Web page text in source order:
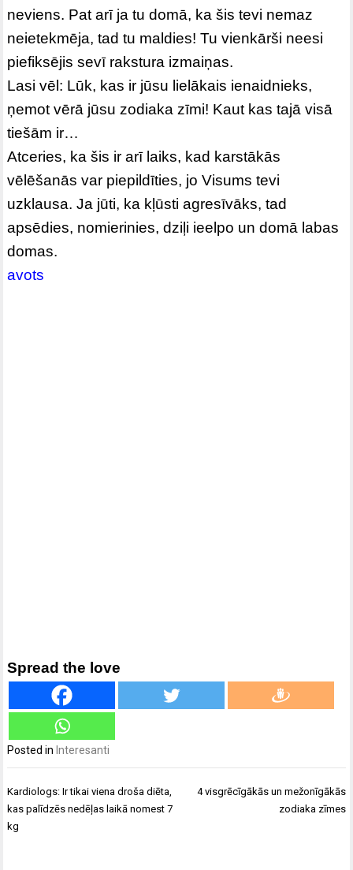
neviens. Pat arī ja tu domā, ka šis tevi nemaz
neietekmēja, tad tu maldies! Tu vienkārši neesi
piefiksējis sevī rakstura izmaiņas.
Lasi vēl: Lūk, kas ir jūsu lielākais ienaidnieks,
ņemot vērā jūsu zodiaka zīmi! Kaut kas tajā visā
tiešām ir…
Atceries, ka šis ir arī laiks, kad karstākās
vēlēšanās var piepildīties, jo Visums tevi
uzklausa. Ja jūti, ka kļūsti agresīvāks, tad
apsēdies, nomierinies, dziļi ieelpo un domā labas
domas.
avots
Spread the love
Posted in Interesanti
Ziņu
izvēlne
Kardiologs: Ir tikai viena droša diēta,
kas palīdzēs nedēļas laikā nomest 7
kg
4 visgrēcīgākās un mežonīgākās
zodiaka zīmes